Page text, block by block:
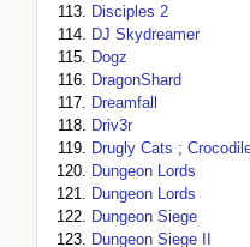
Disciples 2
DJ Skydreamer
Dogz
DragonShard
Dreamfall
Driv3r
Drugly Cats ;
Dungeon Lords
Dungeon Lords
Dungeon Siege
Dungeon Siege II